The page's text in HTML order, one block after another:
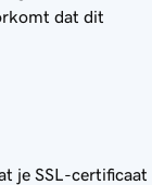
dat dit
je SSL-certificaat